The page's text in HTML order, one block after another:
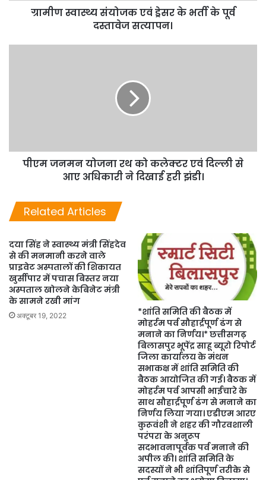
ग्रामीण स्वास्थ्य संयोजक एवं ड्रेसर के भर्ती के पूर्व
दस्तावेज सत्यापन।
पीएम जनमन योजना रथ को कलेक्टर एवं दिल्ली से
आए अधिकारी ने दिखाई हरी झंडी।
Related Articles
दया सिंह ने स्वास्थ्य मंत्री सिंहदेव
से की मनमानी करने वाले
प्राइवेट अस्पतालों की शिकायत
खुर्सीपार में पचास बिस्तर नया
अस्पताल खोलने केबिनेट मंत्री
के सामने रखी मांग
अक्टूबर 19, 2022
*शांति समिति की बैठक में
मोहर्रम पर्व सौहार्द्रपूर्ण ढंग से
मनाने का निर्णय।* छत्तीसगढ़
बिलासपुर भूपेंद्र साहू ब्यूरो रिपोर्ट
जिला कार्यालय के मंथन
सभाकक्ष में शांति समिति की
बैठक आयोजित की गई। बैठक में
मोहर्रम पर्व आपसी भाईचारे के
साथ सौहार्द्रपूर्ण ढंग से मनाने का
निर्णय लिया गया। एडीएम आरए
कुरूवंशी ने शहर की गौरवशाली
परंपरा के अनुरूप
सदभावनापूर्वक पर्व मनाने की
अपील की। शांति समिति के
सदस्यों ने भी शांतिपूर्ण तरीके से